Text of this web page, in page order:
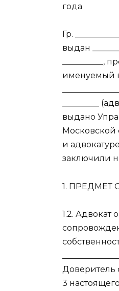
года
Гр.
выдан
__________,
именуемый
_________
выдано
Московской
и
заключили
1. ПРЕДМЕТ
1.2.
Доверитель
3